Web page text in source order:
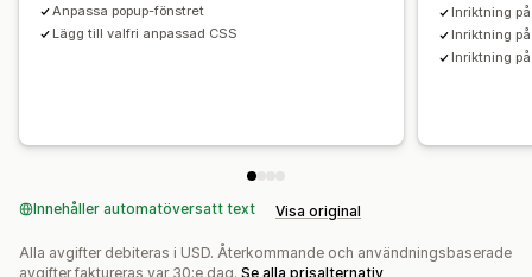
Anpassa popup-fönstret
Lägg till valfri anpassad CSS
Inriktning
Inriktning
Inriktning
Innehåller automatöversatt text Visa original
Alla avgifter debiteras i USD. Återkommande och användningsbaserade
avgifter faktureras var 30:e dag. Se alla prisalternativ